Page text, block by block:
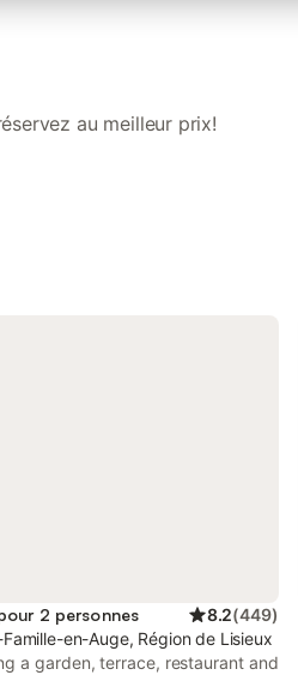
au meilleur prix!
2 personnes 8.2(449)
en-Auge, Région de Lisieux
a garden, terrace, restaurant and